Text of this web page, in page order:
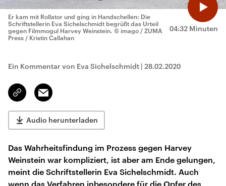
04:32 Minuten
Er kam mit Rollator und ging in Handschellen: Die
Schriftstellerin Eva Sichelschmidt begrüßt das Urteil
gegen Filmmogul Harvey Weinstein. © imago / ZUMA
Press / Kristin Callahan
Ein Kommentar von Eva Sichelschmidt | 28.02.2020
Link
kopieren/teilen
Email
Audio herunterladen
Das Wahrheitsfindung im Prozess gegen Harvey
Weinstein war kompliziert, ist aber am Ende gelungen,
meint die Schriftstellerin Eva Sichelschmidt. Auch
wenn das Verfahren inbesondere für die Opfer des